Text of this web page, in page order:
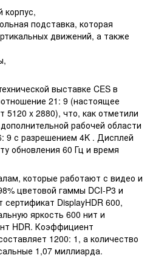
корпус,
подставка, которая
движений, а также
выставке CES в
21: 9 (настоящее
5120 x 2880), что, как отметили
рабочей области
9 с разрешением 4K . Дисплей
обновления 60 Гц и время
которые работают с видео и
цветовой гаммы DCI-P3 и
DisplayHDR 600,
яркость 600 нит и
HDR. Коэффициент
1200: 1, а количество
1,07 миллиарда.